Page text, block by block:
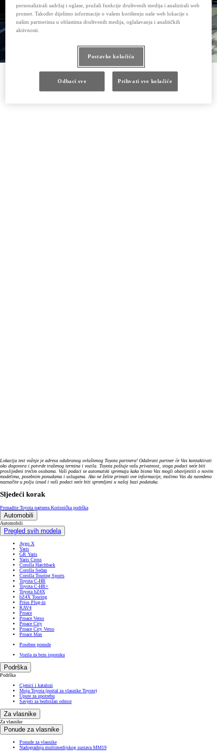
Lokacija test vožnje je adresa odabranog ovlaštenog Toyota partnera! Odabrani partner će Vas kontaktirati
oko dogovora i potvrde traženog termina i vozila. Toyota poštuje vašu privatnost, stoga podaci neće biti
proslijeđeni trećim osobama. Vaši podaci se automatski spremaju kako bismo Vas mogli obavijestiti o novim
modelima, posebnim ponudama i uslugama. Ako ne želite primati ove informacije, molimo Vas da navedeno
naznačite u polju iznad i vaši podaci neće biti spremljeni u našoj bazi podataka.
Sljedeći korak
Pronađite Toyota partnera Korisnička podrška
Automobili
Automobili
Pregled svih modela
Aygo X
Yaris
GR Yaris
Yaris Cross
Corolla Hatchback
Corolla Sedan
Corolla Touring Sports
Toyota C-HR
Toyota C-HR+
Toyota bZ4X
bZ4X Touring
Prius Plug-in
RAV4
Proace
Proace Verso
Proace City
Proace City Verso
Proace Max
Posebne ponude
Vozila za brzu isporuku
Podrška
Podrška
Cjenici i katalozi
Moja Toyota (portal za vlasnike Toyote)
Upute za upotrebu
Savjeti za bezbrižan odmor
Za vlasnike
Za vlasnike
Ponude za vlasnike
Ponude za vlasnike
Nadogradnja multimedijskog sustava MM19
personalizirali sadržaj i oglase, pružali funkcije društvenih medija i analizirali web
promet. Također dijelimo informacije o vašem korištenju naše web lokacije s
našim partnerima u oblastima društvenih medija, oglašavanja i analitičkih
aktivnosti.
Postavke kolačića
Odbaci sve Prihvati sve kolačiće